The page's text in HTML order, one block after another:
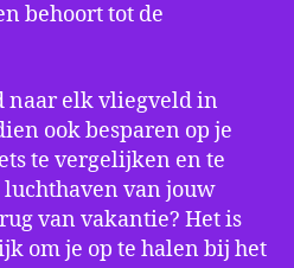
behoort tot de
naar elk vliegveld in
ook besparen op je
te vergelijken en te
van jouw
van vakantie? Het is
om je op te halen bij het